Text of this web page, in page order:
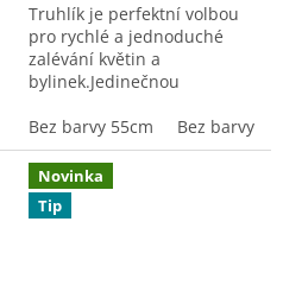
5
hvězdiček.
Truhlík je perfektní volbou
pro rychlé a jednoduché
zalévání květin a
bylinek.Jedinečnou
kterou si běžně musíte
hlídat každý den, u této...
Bez barvy 55cm Bez barvy
Novinka
Tip